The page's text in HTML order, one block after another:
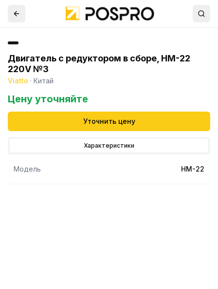
Двигатель с редуктором в сборе, НМ-22
220V №3
Viatto · Китай
Цену уточняйте
Уточнить цену
Характеристики
Модель HM-22